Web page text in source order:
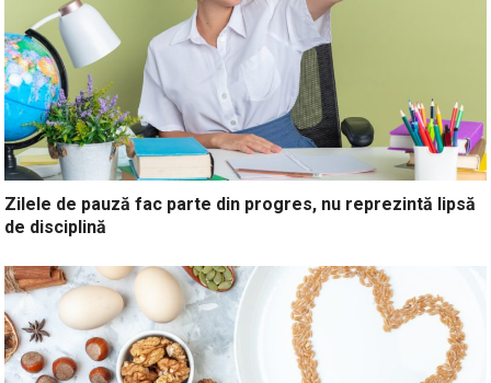
Zilele de pauză fac parte din progres, nu reprezintă lipsă
de disciplină